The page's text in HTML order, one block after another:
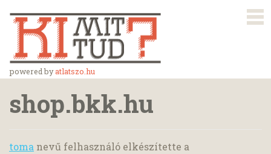
powered byatlatszo.hu
shop.bkk.hu
toma nevű felhasználó elkészítette a